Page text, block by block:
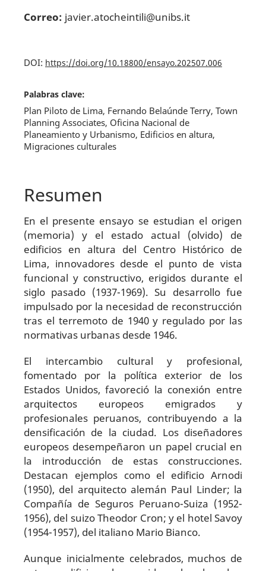
Correo: javier.atocheintili@unibs.it
DOI: https://doi.org/10.18800/ensayo.202507.006
Palabras clave:
Plan Piloto de Lima, Fernando Belaúnde Terry, Town
Planning Associates, Oficina Nacional de
Planeamiento y Urbanismo, Edificios en altura,
Migraciones culturales
Resumen
En el presente ensayo se estudian el origen
(memoria) y el estado actual (olvido) de
edificios en altura del Centro Histórico de
Lima, innovadores desde el punto de vista
funcional y constructivo, erigidos durante el
siglo pasado (1937-1969). Su desarrollo fue
impulsado por la necesidad de reconstrucción
tras el terremoto de 1940 y regulado por las
normativas urbanas desde 1946.
El intercambio cultural y profesional,
fomentado por la política exterior de los
Estados Unidos, favoreció la conexión entre
arquitectos europeos emigrados y
profesionales peruanos, contribuyendo a la
densificación de la ciudad. Los diseñadores
europeos desempeñaron un papel crucial en
la introducción de estas construcciones.
Destacan ejemplos como el edificio Arnodi
(1950), del arquitecto alemán Paul Linder; la
Compañía de Seguros Peruano-Suiza (1952-
1956), del suizo Theodor Cron; y el hotel Savoy
(1954-1957), del italiano Mario Bianco.
Aunque inicialmente celebrados, muchos de